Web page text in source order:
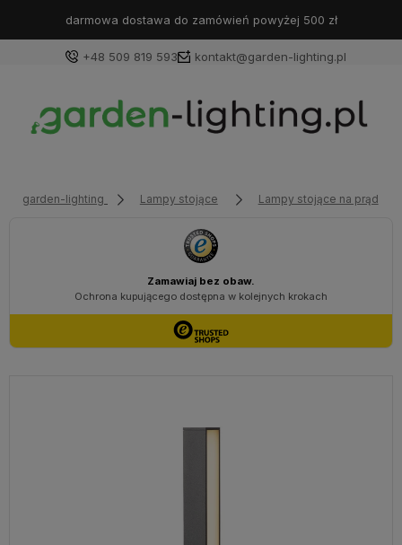
darmowa dostawa do zamówień powyżej 500 zł
+48 509 819 593 kontakt@garden-lighting.pl
Załóż konto
Wybierz coś dla siebie z naszej aktualnej oferty lub
zaloguj się, aby przywrócić dodane produkty do listy
z poprzedniej sesji.
garden-lighting Lampy stojące Lampy stojące na prąd